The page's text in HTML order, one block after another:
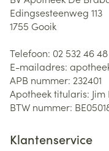
Edingsesteenweg 113
1755 Gooik
Telefoon: 02 532 46 48
E-mailadres:
APB nummer: 232401
Apotheek titularis:
BTW nummer:
Klantenservice